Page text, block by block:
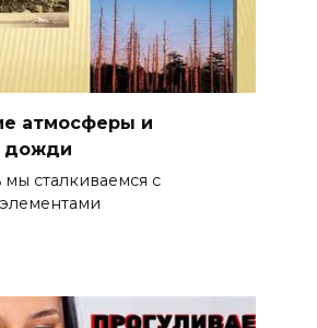
атмосферы и
дожди
сталкиваемся с